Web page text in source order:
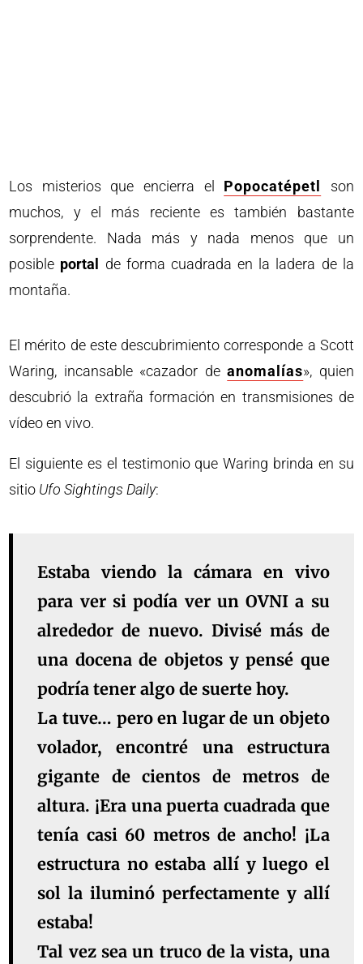
Los misterios que encierra el Popocatépetl
son
muchos, y el más reciente es también bastante
sorprendente. Nada más y nada menos que un
posible portal
de forma cuadrada en la ladera de la
montaña.
El mérito de este descubrimiento corresponde a Scott
Waring, incansable «cazador deanomalías», quien
descubrió la extraña formación en transmisiones de
vídeo en vivo.
El siguiente es el testimonio que Waring brinda en su
sitio Ufo Sightings Daily:
Estaba viendo la cámara en vivo
para ver si podía ver un OVNI a su
alrededor de nuevo. Divisé más de
una docena de objetos y pensé que
podría tener algo de suerte hoy.
La tuve… pero en lugar de un objeto
volador, encontré una estructura
gigante de cientos de metros de
altura. ¡Era una puerta cuadrada que
tenía casi 60 metros de ancho! ¡La
estructura no estaba allí y luego el
sol la iluminó perfectamente y allí
estaba!
Tal vez sea un truco de la vista, una